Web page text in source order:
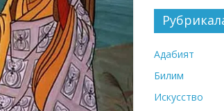
Адабият
Билим
Искусство